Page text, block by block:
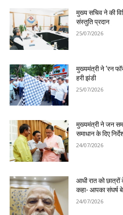
मुख्य सचिव ने की
संस्तुति प्रदान
25/07/2026
मुख्यमंत्री ने ‘रन
हरी झंडी
25/07/2026
मुख्यमंत्री ने जन
समाधान के दिए
24/07/2026
आधी रात को
कहा- आपका संघर्ष
24/07/2026